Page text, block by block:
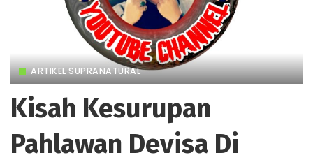
ARTIKEL SUPRANATURAL
Kisah Kesurupan
Pahlawan Devisa Di